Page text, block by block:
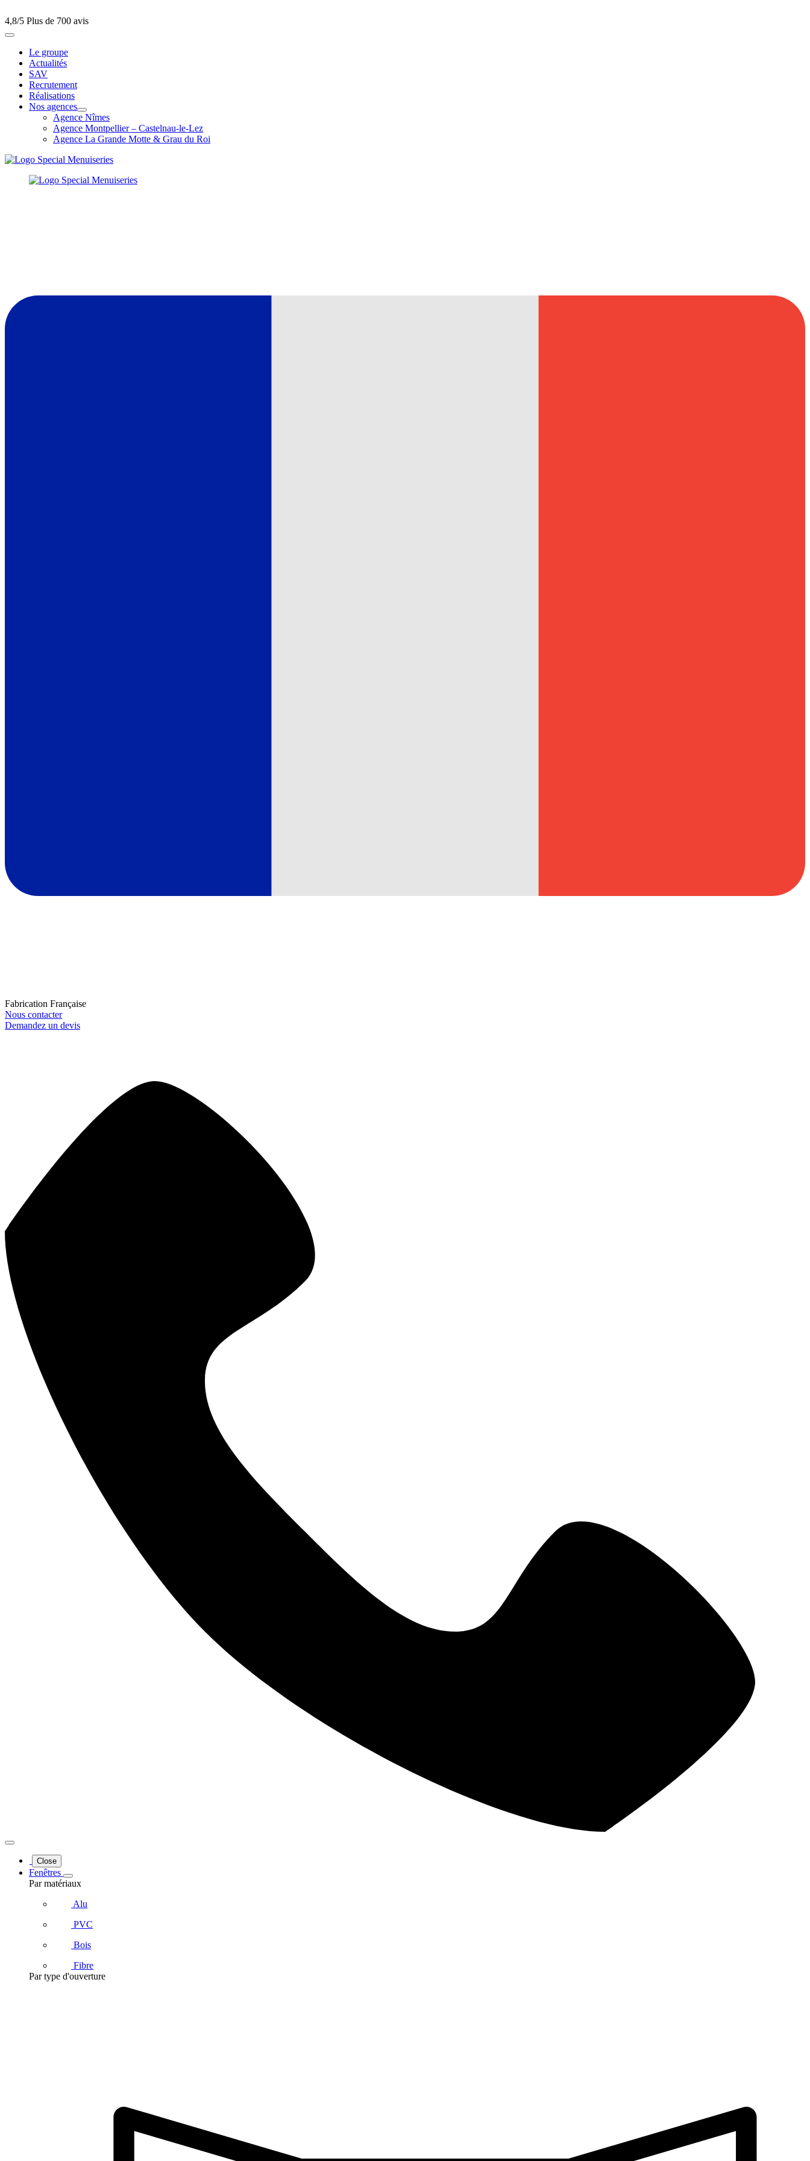
4,8/5 Plus de 700 avis
Le groupe
Actualités
SAV
Recrutement
Réalisations
Nos agences
Agence Nîmes
Agence Montpellier – Castelnau-le-Lez
Agence La Grande Motte & Grau du Roi
Fabrication Française
Nous contacter
Demandez un devis
Close
Fenêtres
Par matériaux
Alu
PVC
Bois
Fibre
Par type d'ouverture